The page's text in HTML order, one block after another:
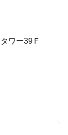
ワー39Ｆ